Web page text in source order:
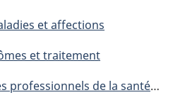
et affections
et traitement
de la santé, les travailleurs humanitaires